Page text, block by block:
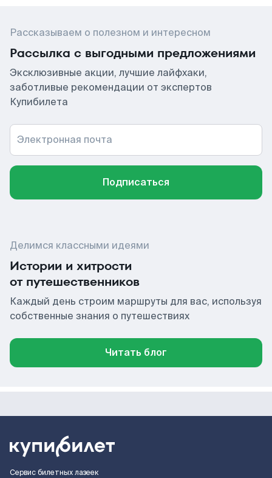
Рассказываем о полезном и интересном
Рассылка с выгодными предложениями
Эксклюзивные акции, лучшие лайфхаки,
заботливые рекомендации от экспертов
Купибилета
Электронная почта
Подписаться
Делимся классными идеями
Истории и хитрости
от путешественников
Каждый день строим маршруты для вас, используя
собственные знания о путешествиях
Читать блог
Сервис билетных лазеек